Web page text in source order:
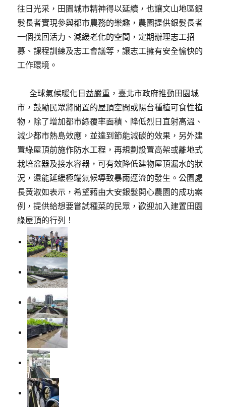
往日光采，田園城市精神得以延續，也讓文山地區銀
髮長者實現參與都市農務的樂趣，農園提供銀髮長者
一個找回活力、減緩老化的空間，定期辦理志工招
募、課程訓練及志工會議等，讓志工擁有安全愉快的
工作環境。
全球氣候暖化日益嚴重，臺北市政府推動田園城
市，鼓勵民眾將閒置的屋頂空間或陽台種植可食性植
物，除了增加都市綠覆率面積、降低烈日直射高溫、
減少都市熱島效應，並達到節能減碳的效果，另外建
置綠屋頂前施作防水工程，再規劃設置高架或離地式
栽培盆器及接水容器，可有效降低建物屋頂漏水的狀
況，還能延緩極端氣候導致暴雨逕流的發生。公園處
長黃淑如表示，希望藉由大安銀髮開心農園的成功案
例，提供給想要嘗試種菜的民眾，歡迎加入建置田園
綠屋頂的行列！